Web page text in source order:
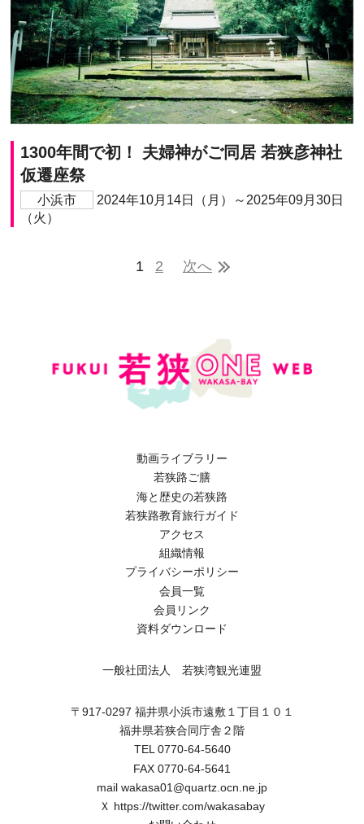
1300年間で初！ 夫婦神がご同居 若狭彦神社
仮遷座祭
小浜市
2024年10月14日（月）～2025年09月30日
（火）
1 2 次へ
動画ライブラリー
若狭路ご膳
海と歴史の若狭路
若狭路教育旅行ガイド
アクセス
組織情報
プライバシーポリシー
会員一覧
会員リンク
資料ダウンロード
一般社団法人 若狭湾観光連盟
〒917-0297 福井県小浜市遠敷１丁目１０１
福井県若狭合同庁舎２階
TEL 0770-64-5640
FAX 0770-64-5641
mail wakasa01@quartz.ocn.ne.jp
Ｘ https://twitter.com/wakasabay